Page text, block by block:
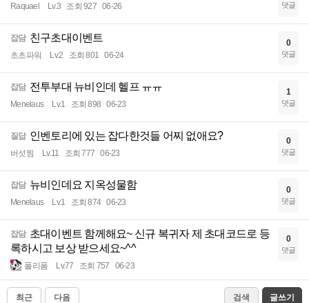
Raquael Lv.3 조회 927 06-26 댓글
잡담 친구초대이벤트
초초파워 Lv.2 조회 801 06-24
0
댓글
잡담 전투부대 뉴비인데 헬프 ㅠㅠ
Menelaus Lv.1 조회 898 06-23
1
댓글
질답 인벤토리에 있는 잡다한것들 어찌 없애요?
버섯찜 Lv.11 조회 777 06-23
0
댓글
잡담 뉴비인데요 지옥성물함
Menelaus Lv.1 조회 874 06-23
0
댓글
잡담 초대이벤트 함께해요~ 신규 복귀자 제 초대코드로 등
록하시고 보상 받으세요~^^
폴리폼 Lv.77 조회 757 06-23
0
댓글
최근 다음 검색 글쓰기